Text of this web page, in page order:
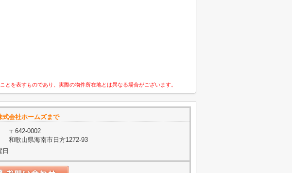
を表すものであり、実際の物件所在地とは異なる場合がございます。
式会社ホームズまで
〒642-0002
和歌山県海南市日方1272-93